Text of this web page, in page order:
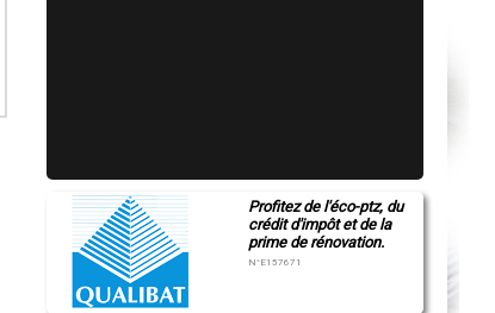
Profitez de l'éco-ptz, du
crédit d'impôt et de la
prime de rénovation.
N°E157671